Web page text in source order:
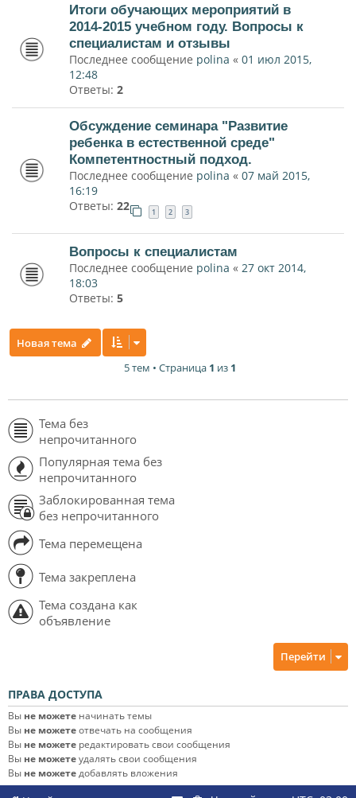
Итоги обучающих мероприятий в
2014-2015 учебном году. Вопросы к
специалистам и отзывы
Последнее сообщение polina « 01 июл 2015,
12:48
Ответы: 2
Обсуждение семинара "Развитие
ребенка в естественной среде"
Компетентностный подход.
Последнее сообщение polina « 07 май 2015,
16:19
Ответы: 22 1 2 3
Вопросы к специалистам
Последнее сообщение polina « 27 окт 2014,
18:03
Ответы: 5
Новая тема
5 тем • Страница 1 из 1
Тема без
непрочитанного
Популярная тема без
непрочитанного
Заблокированная тема
без непрочитанного
Тема перемещена
Тема закреплена
Тема создана как
объявление
Перейти
ПРАВА ДОСТУПА
Вы не можете начинать темы
Вы не можетеотвечать на сообщения
Вы не можете редактировать свои сообщения
Вы не можетеудалять свои сообщения
Вы не можетедобавлять вложения